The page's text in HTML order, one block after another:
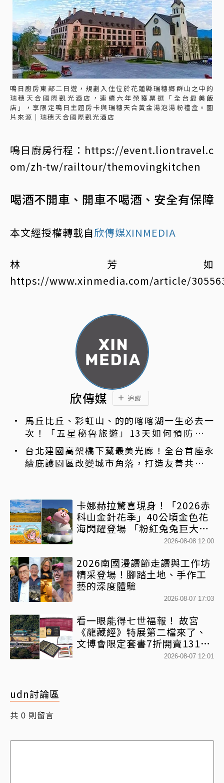
鳴日廚房東部二日遊，規劃入住位於花蓮縣瑞穗鄉群山之中的
瑞穗天合國際觀光酒店，連續六年榮獲票選「全台最美飯
店」，享限定鳴日主題房卡與瑞穗天合黃金湯泡湯粉禮盒。圖
片來源｜瑞穗天合國際觀光酒店
鳴日廚房行程：https://event.liontravel.c
om/zh-tw/railtour/themovingkitchen
喝酒不開車、開車不喝酒、安全有保障
本文經授權轉載自欣傳媒XINMEDIA
林芳如
https://www.xinmedia.com/article/
欣傳媒 追蹤
馬丘比丘、彩虹山、的的喀喀湖一生必去一
次！「五星秘魯旅遊」13天如何預防高山
症，深度探索印加古文明？
台北建國高架橋下藏最美光廊！全台首座永
續庇護園區改變城市角落，打造友善共融新
卡娜赫拉驚喜現身！「2026赤
科山金針花季」40公頃金色花
海閃耀登場 「粉紅兔兔巨大氣
球+超狂500樂遊券」快追
2026-08-08 12:00
2026南國漫讀節走讀與工作坊
精采登場！腳踏土地、手作工
藝的深度體驗
2026-08-07 17:03
看一眼能得七世福報！ 故宮
《龍藏經》特展第二檔來了、
文博會限定套書7折開賣131萬
網驚：貧窮限制想像2026-08-07 12:01
udn討論區
共 0 則留言